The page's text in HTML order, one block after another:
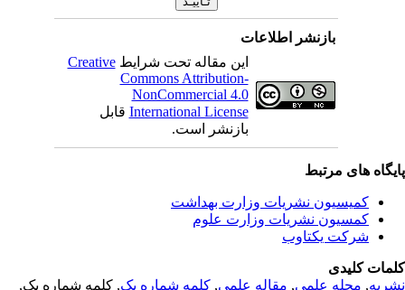
بازنشر اطلاعات
این مقاله تحت شرایطCreative
Commons Attribution-
NonCommercial 4.0
International Licenseقابل
بازنشر است.
های مرتبط
کمیسیون نشریات وزارت بهداشت
کمسیون نشریات وزارت علوم
شرکت یکتاوب
کلیدی
,مجله علمی, مقاله علمی, کلمه شماره یک, کلمه شماره یک,